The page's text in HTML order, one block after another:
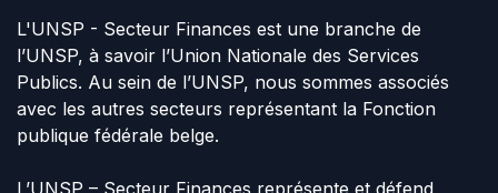
L'UNSP - Secteur Finances est une branche de
l’UNSP, à savoir l’Union Nationale des Services
Publics. Au sein de l’UNSP, nous sommes associés
avec les autres secteurs représentant la Fonction
publique fédérale belge.